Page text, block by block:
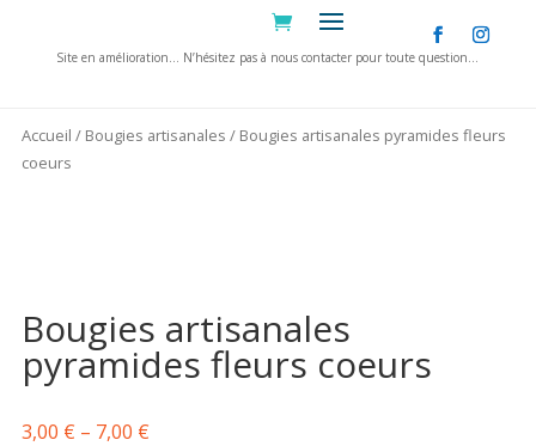
Site en amélioration… N’hésitez pas à nous contacter pour toute question…
Commerçant
Accueil / Bougies artisanales / Bougies artisanales pyramides fleurs
coeurs
Bougies artisanales
pyramides fleurs coeurs
3,00 € – 7,00 €